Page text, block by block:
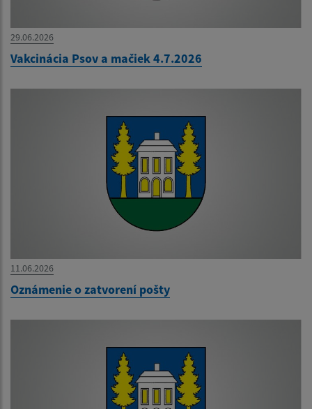
29.06.2026
Vakcinácia Psov a mačiek 4.7.2026
11.06.2026
Oznámenie o zatvorení pošty